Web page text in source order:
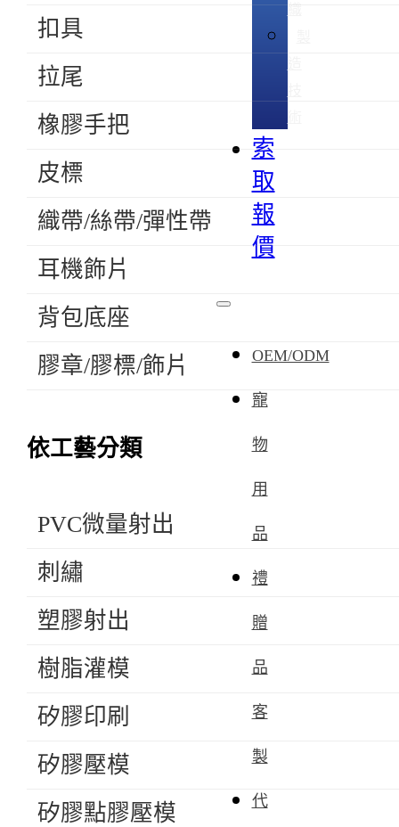
織
索
取
報
價
OEM/ODM
寵
物
用
品
禮
贈
品
客
製
代
扣具
拉尾
橡膠手把
皮標
織帶/絲帶/彈性帶
耳機飾片
背包底座
膠章/膠標/飾片
依工藝分類
PVC微量射出
刺繡
塑膠射出
樹脂灌模
矽膠印刷
矽膠壓模
矽膠點膠壓模